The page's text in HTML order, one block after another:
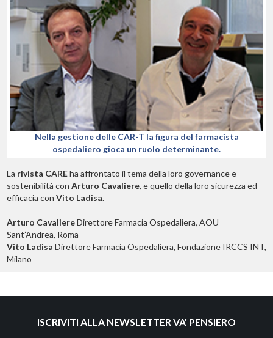
Nella gestione delle CAR-T la figura del farmacista
ospedaliero gioca un ruolo determinante.
La rivista CAREha affrontato il tema della loro governance e
sostenibilità con Arturo Cavaliere, e quello della loro sicurezza ed
efficacia con Vito Ladisa.
Arturo CavaliereDirettore Farmacia Ospedaliera, AOU
Sant’Andrea, Roma
Vito Ladisa Direttore Farmacia Ospedaliera, Fondazione IRCCS INT,
Milano
ISCRIVITI ALLA NEWSLETTER VA' PENSIERO